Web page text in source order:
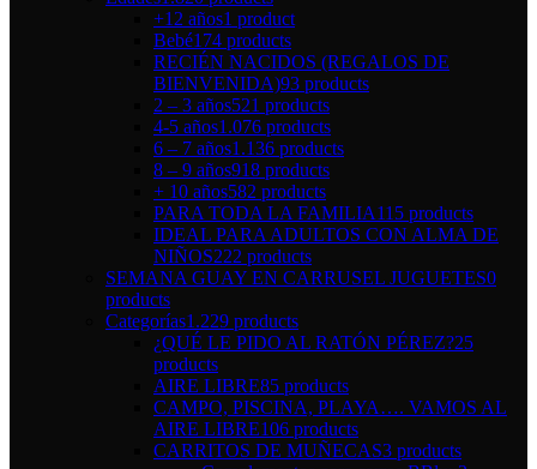
+12 años1 product
Bebé174 products
RECIÉN NACIDOS (REGALOS DE
BIENVENIDA)93 products
2 – 3 años521 products
4-5 años1.076 products
6 – 7 años1.136 products
8 – 9 años918 products
+ 10 años582 products
PARA TODA LA FAMILIA115 products
IDEAL PARA ADULTOS CON ALMA DE
NIÑOS222 products
SEMANA GUAY EN CARRUSEL JUGUETES0
products
Categorías1.229 products
¿QUÉ LE PIDO AL RATÓN PÉREZ?25
products
AIRE LIBRE85 products
CAMPO, PISCINA, PLAYA…. VAMOS AL
AIRE LIBRE106 products
CARRITOS DE MUÑECAS3 products